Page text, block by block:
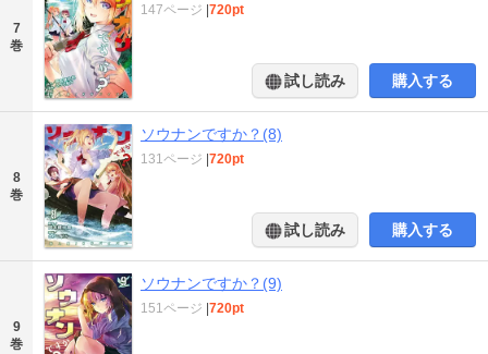
7
巻
147ページ |720pt
試し読み 購入する
8
巻
ソウナンですか？(8)
131ページ |720pt
試し読み 購入する
9
巻
ソウナンですか？(9)
151ページ |720pt